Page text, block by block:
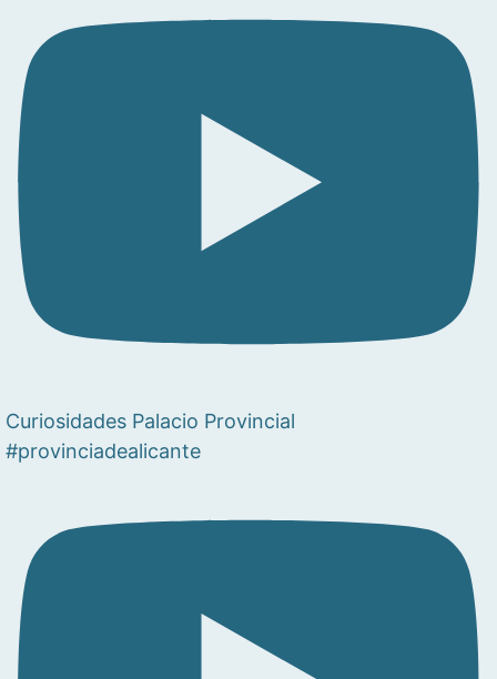
Curiosidades Palacio Provincial
#provinciadealicante